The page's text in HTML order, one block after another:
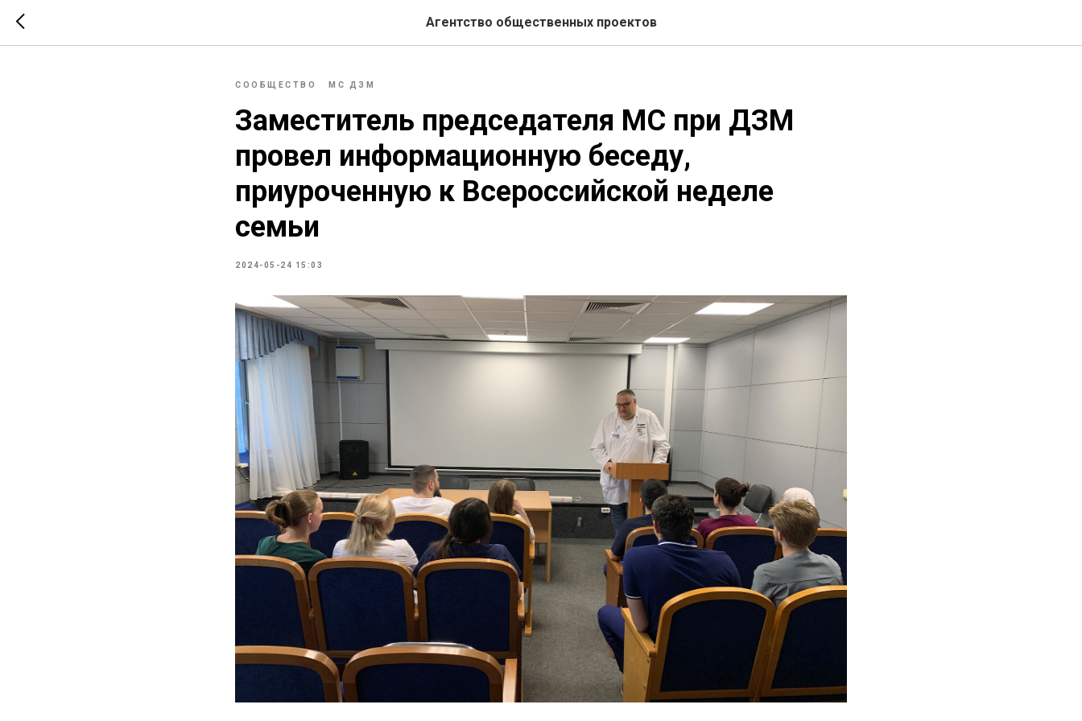
Агентство общественных проектов
СООБЩЕСТВО МС ДЗМ
Заместитель председателя МС при ДЗМ
провел информационную беседу,
приуроченную к Всероссийской неделе
семьи
2024-05-24 15:03